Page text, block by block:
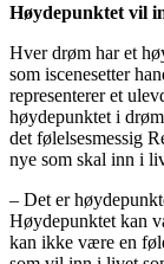
Høydepunktet vil
Hver drøm har et
som iscenesetter
representerer et
høydepunktet i
det følelsesmessig
nye som skal inn i
– Det er
Høydepunktet kan
kan ikke være en